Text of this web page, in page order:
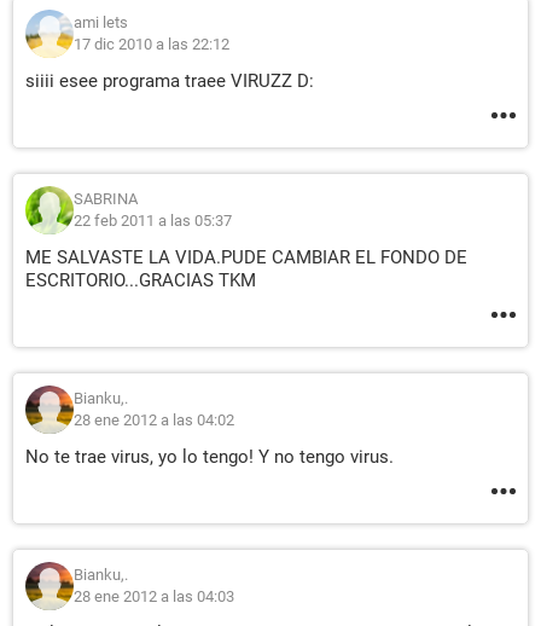
ami lets
17 dic 2010 a las 22:12
siiii esee programa traee VIRUZZ D:
SABRINA
22 feb 2011 a las 05:37
ME SALVASTE LA VIDA.PUDE CAMBIAR EL FONDO DE
ESCRITORIO...GRACIAS TKM
Bianku,.
28 ene 2012 a las 04:02
No te trae virus, yo lo tengo! Y no tengo virus.
Bianku,.
28 ene 2012 a las 04:03